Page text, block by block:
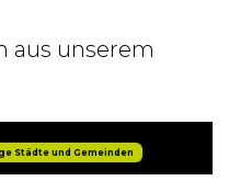
aus unserem
Städte und Gemeinden